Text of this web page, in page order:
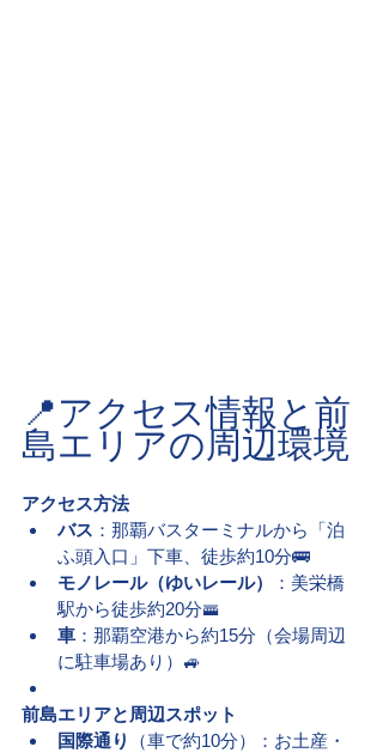
📍アクセス情報と前
島エリアの周辺環境
アクセス方法
バス ：那覇バスターミナルから「泊
ふ頭入口」下車、徒歩約10分🚌
モノレール（ゆいレール）
：美栄橋
駅から徒歩約20分🚟
車 ：那覇空港から約15分（会場周辺
に駐車場あり）🚙
前島エリアと周辺スポット
国際通り
（車で約10分）：お土産・